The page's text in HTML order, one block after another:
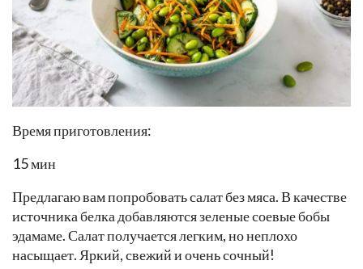
Время приготовления:
15 мин
Предлагаю вам попробовать салат без мяса. В качестве
источника белка добавляются зеленые соевые бобы
эдамаме. Салат получается легким, но неплохо
насыщает. Яркий, свежий и очень сочный!